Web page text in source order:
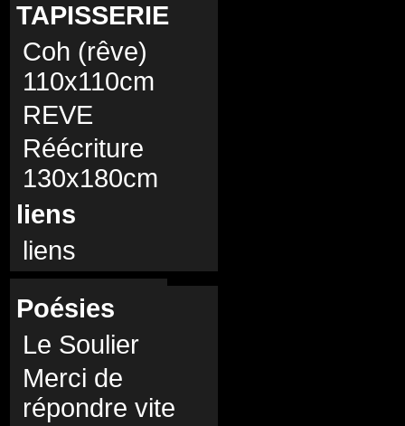
TAPISSERIE
Coh (rêve)
110x110cm
REVE
Réécriture
130x180cm
liens
liens
Poésies
Le Soulier
Merci de
répondre vite